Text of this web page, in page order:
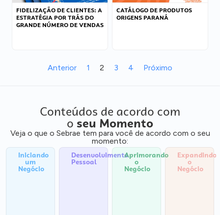
FIDELIZAÇÃO DE CLIENTES: A
ESTRATÉGIA POR TRÁS DO
GRANDE NÚMERO DE VENDAS
CATÁLOGO DE PRODUTOS
ORIGENS PARANÁ
Anterior 1 2 3 4 Próximo
Conteúdos de acordo com
o seu Momento
Veja o que o Sebrae tem para você de acordo com o seu
momento:
Iniciando
um
Negócio
Desenvolvimento
Pessoal
Aprimorando
o
Negócio
Expandindo
o
Negócio